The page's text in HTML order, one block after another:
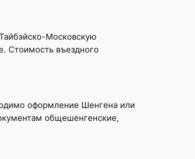
Московскую
Стоимость въездного
оформление Шенгена или
общешенгенские,